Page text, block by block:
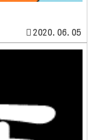
2020.06.05